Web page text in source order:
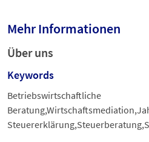
Mehr Informationen
Über uns
Keywords
Betriebswirtschaftliche